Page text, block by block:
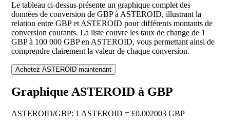
Le tableau ci-dessus présente un graphique complet des
données de conversion de GBP à ASTEROID, illustrant la
relation entre GBP et ASTEROID pour différents montants de
conversion courants. La liste couvre les taux de change de 1
GBP à 100 000 GBP en ASTEROID, vous permettant ainsi de
comprendre clairement la valeur de chaque conversion.
Achetez ASTEROID maintenant
Graphique ASTEROID à GBP
ASTEROID/GBP: 1 ASTEROID = £0.002003 GBP